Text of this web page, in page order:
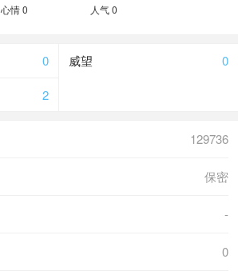
心情 0 人气 0
0 0
威望
2
129736
保密
-
0